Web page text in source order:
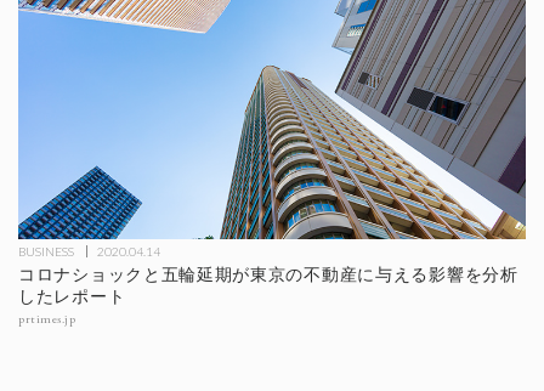
BUSINESS 2020.04.14
コロナショックと五輪延期が東京の不動産に与える影響を分析
したレポート
prtimes.jp